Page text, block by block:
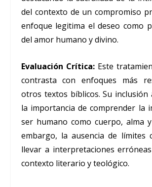
del contexto de un compromiso
enfoque legitima el deseo como
del amor humano y divino.
Evaluación Crítica:Este
contrasta con enfoques más
otros textos bíblicos. Su inclusión
la importancia de comprender la
ser humano como cuerpo, alma
embargo, la ausencia de límites
llevar a interpretaciones
contexto literario y teológico.